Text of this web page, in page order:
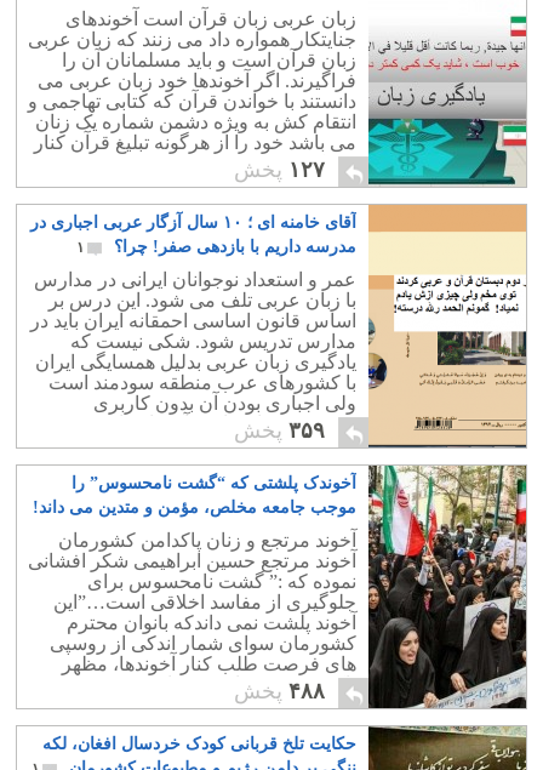
بگیرید!.”
زبان عربی زبان قرآن است آخوندهای
جنایتکار همواره داد می زنند که زبان عربی
زبان قرآن است و باید مسلمانان آن را
فراگیرند. اگر آخوندها خود زبان عربی می
دانستند با خواندن قرآن که کتابی تهاجمی و
انتقام کش به ویژه دشمن شماره یک زنان
می باشد خود را از هرگونه تبلیغ قرآن کنار
می کشیدند
۱۲۷ پخش
آقای خامنه ای ؛ ۱۰ سال آزگار عربی اجباری در
مدرسه داریم با بازدهی صفر! چرا؟
۱
عمر و استعداد نوجوانان ایرانی در مدارس
با زبان عربی تلف می شود. این درس بر
اساس قانون اساسی احمقانه ایران باید در
مدارس تدریس شود. شکی نیست که
یادگیری زبان عربی بدلیل همسایگی ایران
با کشورهای عرب منطقه سودمند است
ولی اجباری بودن آن بدون کاربری
محسوس برای دانش آموزان باعث شده
است که دیپلمه های ایرانی با وجود آموزش
قرآن و عربی از سال دوم دبستان تا پایان
دبیرستان ، هیچ از عربی ندانند!
۳۵۹ پخش
آخوندک پلشتی که “گشت نامحسوس” را
موجب جامعه مخلص، مؤمن و متدین می داند!
آخوند مرتجع و زنان پاکدامن کشورمان
آخوند مرتجع حسین ابراهیمی شکر افشانی
نموده که :” گشت نامحسوس برای
جلوگیری از مفاسد اخلاقی است…”این
آخوند پلشت نمی داندکه بانوان محترم
کشورمان سوای شمار اندکی از روسپی
های فرصت طلب کنار آخوندها، مظهر
پاکی و درستی اند و در باره عفت و
پاکدامنی آنان شک و تردیدی نیست.
۴۸۸ پخش
حکایت تلخ قربانی کودک خردسال افغان، لکه